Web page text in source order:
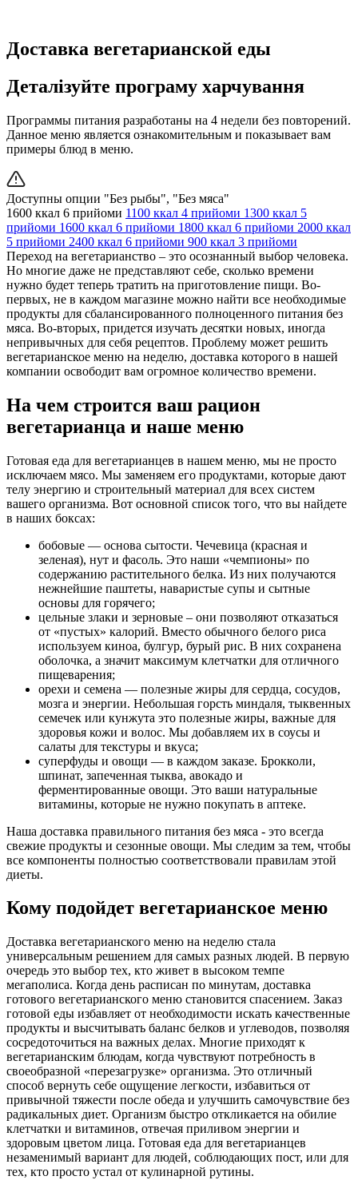
Доставка вегетарианской еды
Деталізуйте програму харчування
Программы питания разработаны на 4 недели без повторений.
Данное меню является ознакомительным и показывает вам
примеры блюд в меню.
Доступны опции "Без рыбы", "Без мяса"
1600 ккал 6 прийоми 1100 ккал 4 прийоми 1300 ккал 5
прийоми 1600 ккал 6 прийоми 1800 ккал 6 прийоми 2000 ккал
5 прийоми 2400 ккал 6 прийоми 900 ккал 3 прийоми
Переход на вегетарианство – это осознанный выбор человека.
Но многие даже не представляют себе, сколько времени
нужно будет теперь тратить на приготовление пищи. Во-
первых, не в каждом магазине можно найти все необходимые
продукты для сбалансированного полноценного питания без
мяса. Во-вторых, придется изучать десятки новых, иногда
непривычных для себя рецептов. Проблему может решить
вегетарианское меню на неделю, доставка которого в нашей
компании освободит вам огромное количество времени.
На чем строится ваш рацион
вегетарианца и наше меню
Готовая еда для вегетарианцев в нашем меню, мы не просто
исключаем мясо. Мы заменяем его продуктами, которые дают
телу энергию и строительный материал для всех систем
вашего организма. Вот основной список того, что вы найдете
в наших боксах:
бобовые — основа сытости. Чечевица (красная и
зеленая), нут и фасоль. Это наши «чемпионы» по
содержанию растительного белка. Из них получаются
нежнейшие паштеты, наваристые супы и сытные
основы для горячего;
цельные злаки и зерновые – они позволяют отказаться
от «пустых» калорий. Вместо обычного белого риса
используем киноа, булгур, бурый рис. В них сохранена
оболочка, а значит максимум клетчатки для отличного
пищеварения;
орехи и семена — полезные жиры для сердца, сосудов,
мозга и энергии. Небольшая горсть миндаля, тыквенных
семечек или кунжута это полезные жиры, важные для
здоровья кожи и волос. Мы добавляем их в соусы и
салаты для текстуры и вкуса;
суперфуды и овощи — в каждом заказе. Брокколи,
шпинат, запеченная тыква, авокадо и
ферментированные овощи. Это ваши натуральные
витамины, которые не нужно покупать в аптеке.
Наша доставка правильного питания без мяса - это всегда
свежие продукты и сезонные овощи. Мы следим за тем, чтобы
все компоненты полностью соответствовали правилам этой
диеты.
Кому подойдет вегетарианское меню
Доставка вегетарианского меню на неделю стала
универсальным решением для самых разных людей. В первую
очередь это выбор тех, кто живет в высоком темпе
мегаполиса. Когда день расписан по минутам, доставка
готового вегетарианского меню становится спасением. Заказ
готовой еды избавляет от необходимости искать качественные
продукты и высчитывать баланс белков и углеводов, позволяя
сосредоточиться на важных делах. Многие приходят к
вегетарианским блюдам, когда чувствуют потребность в
своеобразной «перезагрузке» организма. Это отличный
способ вернуть себе ощущение легкости, избавиться от
привычной тяжести после обеда и улучшить самочувствие без
радикальных диет. Организм быстро откликается на обилие
клетчатки и витаминов, отвечая приливом энергии и
здоровым цветом лица. Готовая еда для вегетарианцев
незаменимый вариант для людей, соблюдающих пост, или для
тех, кто просто устал от кулинарной рутины.